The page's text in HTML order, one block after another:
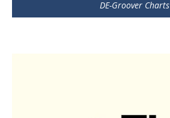
DE-Groover Charts